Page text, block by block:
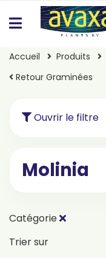
Accueil Produits
Retour Graminées
Ouvrir le filtre
Molinia
Catégorie
Trier sur